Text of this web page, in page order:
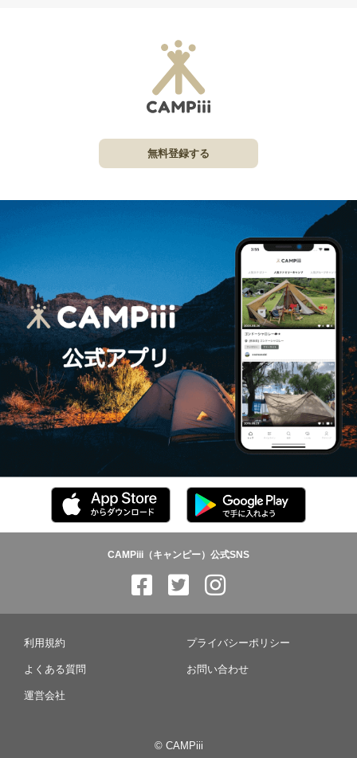
無料登録する
CAMPiii（キャンピー）公式SNS
利用規約 プライバシーポリシー
よくある質問 お問い合わせ
運営会社
© CAMPiii